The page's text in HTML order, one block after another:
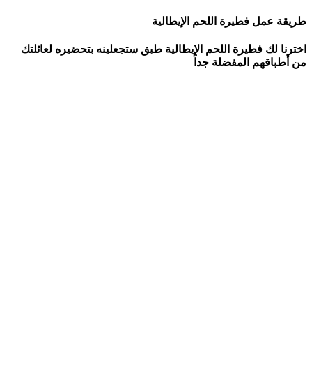
طريقة عمل فطيرة اللحم الإيطالية
اخترنا لك فطيرة اللحم الإيطالية طبق ستجعلينه بتحضيره لعائلتك
من أطباقهم المفضلة جداً